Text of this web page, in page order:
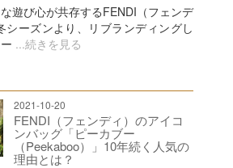
遊び心が共存するFENDI（フェンデ
シーズンより、リブランディングし
...続きを見る
2021-10-20
FENDI（フェンディ）のアイコ
ンバッグ「ピーカブー
（Peekaboo）」10年続く人気の
理由とは？